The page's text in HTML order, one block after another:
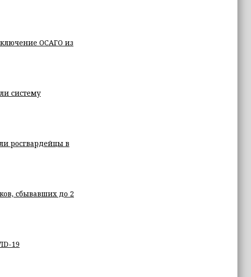
ОСАГО из
систему
росгвардейцы в
сбывавших до 2
19